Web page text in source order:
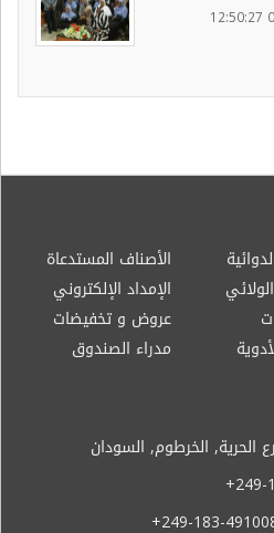
الأصناف المستدعاة
الإمداد الإلكتروني
عروض و تخفيضات
مدراء الصندوق
+249-
+249-183-